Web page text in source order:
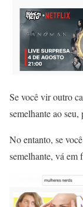
Se você vir outro
semelhante ao
No entanto, se
semelhante, vá em